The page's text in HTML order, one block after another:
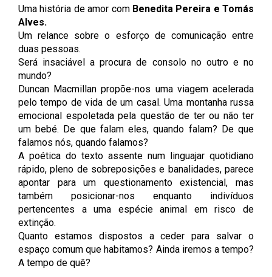
Uma história de amor com Benedita Pereira e Tomás
Alves.
Um relance sobre o esforço de comunicação entre
duas pessoas.
Será insaciável a procura de consolo no outro e no
mundo?
Duncan Macmillan propõe-nos uma viagem acelerada
pelo tempo de vida de um casal. Uma montanha russa
emocional espoletada pela questão de ter ou não ter
um bebé. De que falam eles, quando falam? De que
falamos nós, quando falamos?
A poética do texto assente num linguajar quotidiano
rápido, pleno de sobreposições e banalidades, parece
apontar para um questionamento existencial, mas
também posicionar-nos enquanto indivíduos
pertencentes a uma espécie animal em risco de
extinção.
Quanto estamos dispostos a ceder para salvar o
espaço comum que habitamos? Ainda iremos a tempo?
A tempo de quê?